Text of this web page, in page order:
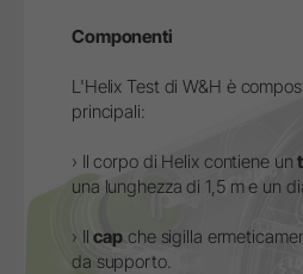
Componenti
L'Helix Test di W&H è
principali:
› Il corpo di Helix contiene un
una lunghezza di 1,5 m e un
› Ilcap che sigilla
da supporto.